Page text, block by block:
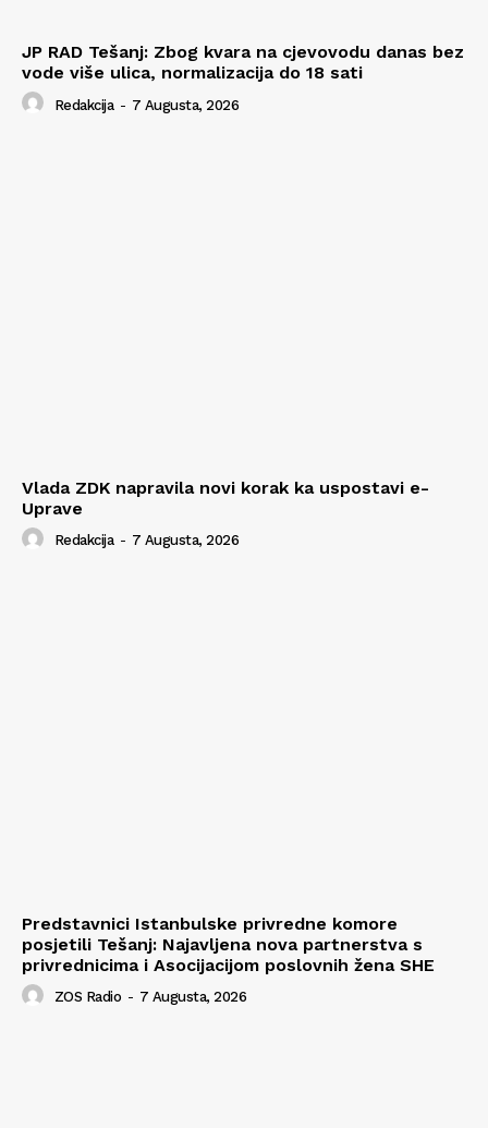
JP RAD Tešanj: Zbog kvara na cjevovodu danas bez
vode više ulica, normalizacija do 18 sati
Redakcija - 7 Augusta, 2026
Vlada ZDK napravila novi korak ka uspostavi e-
Uprave
Redakcija - 7 Augusta, 2026
Predstavnici Istanbulske privredne komore
posjetili Tešanj: Najavljena nova partnerstva s
privrednicima i Asocijacijom poslovnih žena SHE
ZOS Radio - 7 Augusta, 2026